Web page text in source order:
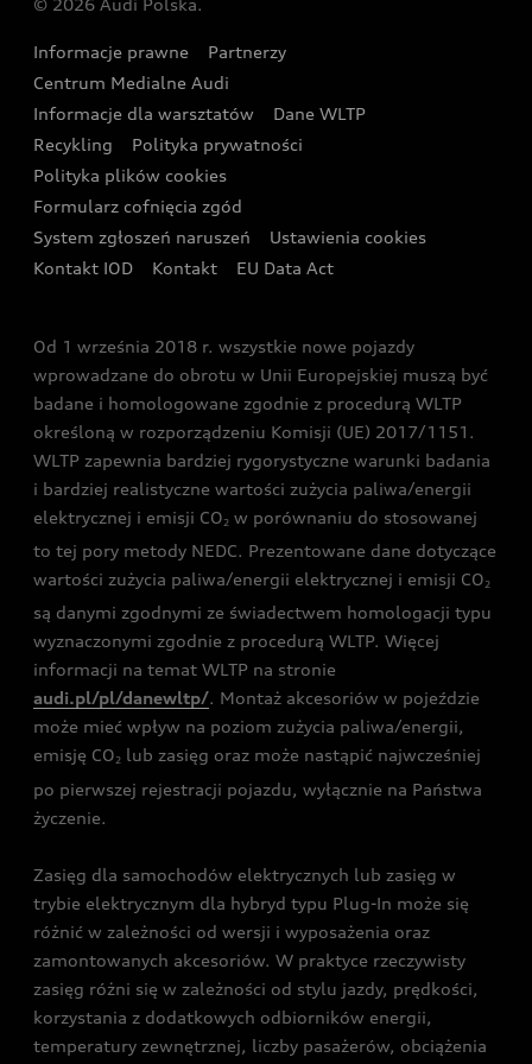
Wyszukaj najbliższego Partnera Audi
Oferta dla przedsiębiorców
Oferta dla klientów prywatnych
Kalkulator rat
Ubezpieczenie
Audi exclusive
Zasięg
Gwarancja
Akcje serwisowe Audi
Katalog online akcesoriów
Audi i Muzeum Sztuki Nowoczesnej w Warszawie
Audi driving experience
Audi quattro Cup
Audi i Puchar Świata w Skokach Narciarskich w
Zakopanem
© 2026 Audi Polska.
Informacje prawne
Partnerzy
Centrum Medialne Audi
Informacje dla warsztatów
Dane WLTP
Recykling
Polityka prywatności
Polityka plików cookies
Formularz cofnięcia zgód
System zgłoszeń naruszeń
Ustawienia cookies
Kontakt IOD
Kontakt EU Data Act
Od 1 września 2018 r. wszystkie nowe pojazdy
wprowadzane do obrotu w Unii Europejskiej muszą być
badane i homologowane zgodnie z procedurą WLTP
określoną w rozporządzeniu Komisji (UE) 2017/1151.
WLTP zapewnia bardziej rygorystyczne warunki badania
i bardziej realistyczne wartości zużycia paliwa/energii
elektrycznej i emisji CO2 w porównaniu do stosowanej
to tej pory metody NEDC. Prezentowane dane dotyczące
wartości zużycia paliwa/energii elektrycznej i emisji CO2
są danymi zgodnymi ze świadectwem homologacji typu
wyznaczonymi zgodnie z procedurą WLTP. Więcej
informacji na temat WLTP na stronie
audi.pl/pl/danewltp/. Montaż akcesoriów w pojeździe
może mieć wpływ na poziom zużycia paliwa/energii,
emisję CO2 lub zasięg oraz może nastąpić najwcześniej
po pierwszej rejestracji pojazdu, wyłącznie na Państwa
życzenie.
Zasięg dla samochodów elektrycznych lub zasięg w
trybie elektrycznym dla hybryd typu Plug-In może się
różnić w zależności od wersji i wyposażenia oraz
zamontowanych akcesoriów. W praktyce rzeczywisty
zasięg różni się w zależności od stylu jazdy, prędkości,
korzystania z dodatkowych odbiorników energii,
temperatury zewnętrznej, liczby pasażerów, obciążenia